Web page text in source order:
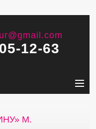
12-63
М.